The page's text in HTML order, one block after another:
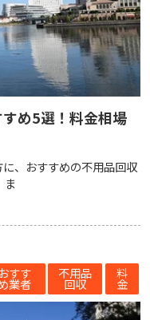
め5選！料金相場
、おすすめの不用品回収
ま
おすす
業者
不用品
回収
料
金